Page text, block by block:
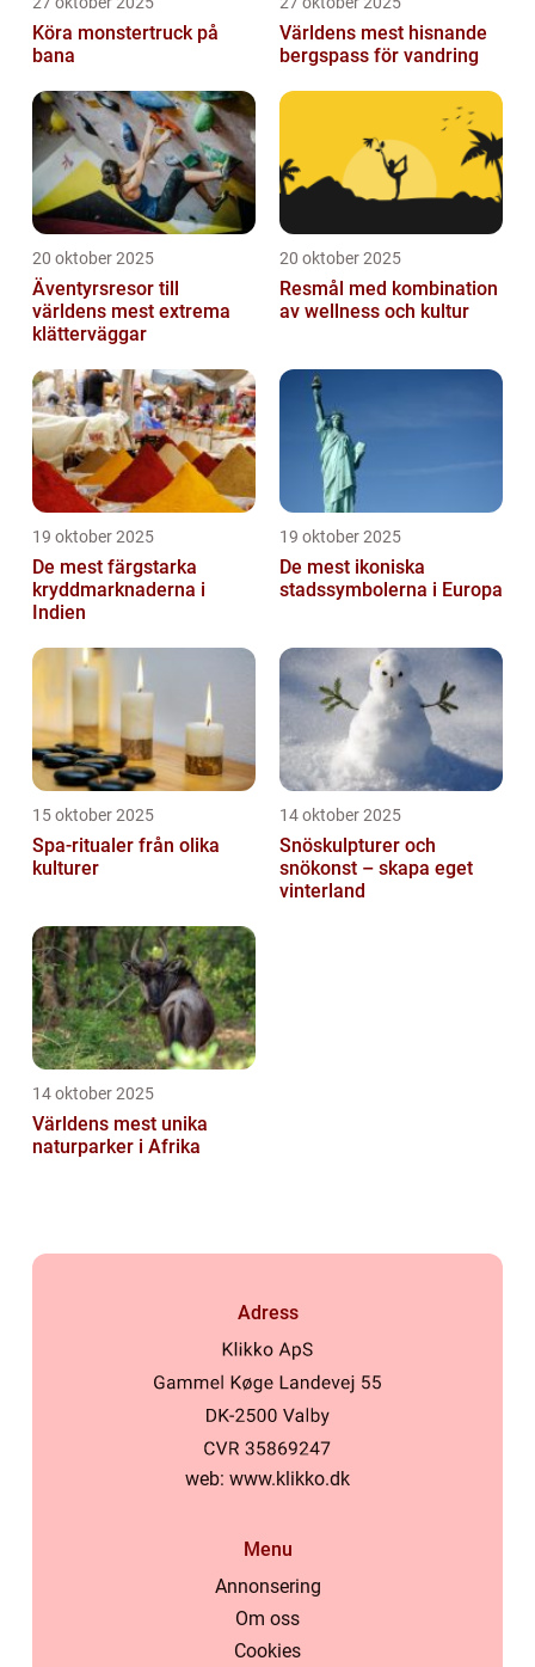
Köra monstertruck på
bana
Världens mest hisnande
bergspass för vandring
20 oktober 2025
Äventyrsresor till
världens mest extrema
klätterväggar
20 oktober 2025
Resmål med kombination
av wellness och kultur
19 oktober 2025
De mest färgstarka
kryddmarknaderna i
Indien
19 oktober 2025
De mest ikoniska
stadssymbolerna i Europa
15 oktober 2025
Spa-ritualer från olika
kulturer
14 oktober 2025
Snöskulpturer och
snökonst – skapa eget
vinterland
14 oktober 2025
Världens mest unika
naturparker i Afrika
Adress
web: www.klikko.dk
Menu
Annonsering
Om oss
Cookies